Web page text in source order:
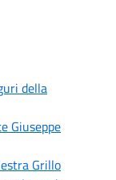
della
Giuseppe
Grillo